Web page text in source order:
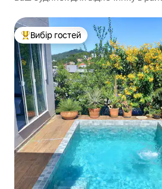
Топ вибір гостей
Вибір гостей